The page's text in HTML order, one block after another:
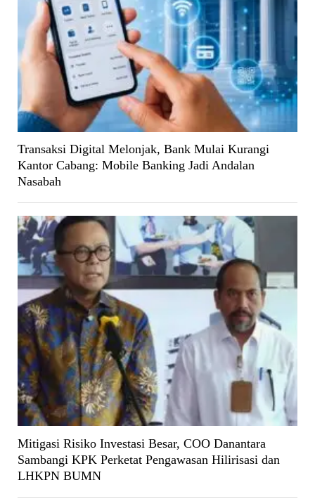
Transaksi Digital Melonjak, Bank Mulai Kurangi
Kantor Cabang: Mobile Banking Jadi Andalan
Nasabah
Mitigasi Risiko Investasi Besar, COO Danantara
Sambangi KPK Perketat Pengawasan Hilirisasi dan
LHKPN BUMN